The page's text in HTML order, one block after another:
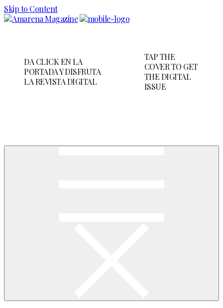
Skip to Content
DA CLICK EN LA
PORTADA Y DISFRUTA
LA REVISTA DIGITAL
TAP THE
COVER TO GET
THE DIGITAL
ISSUE